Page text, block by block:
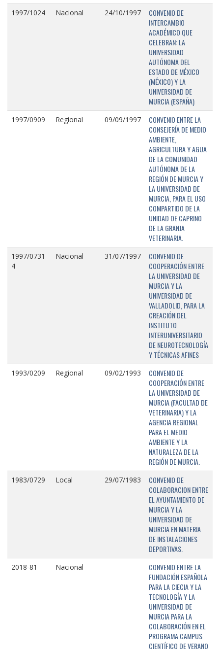
1997/1024 Nacional 24/10/1997
CONVENIO DE
INTERCAMBIO
ACADÉMICO QUE
CELEBRAN: LA
UNIVERSIDAD
AUTÓNOMA DEL
ESTADO DE MÉXICO
(MÉXICO) Y LA
UNIVERSIDAD DE
MURCIA (ESPAÑA)
1997/0909 Regional 09/09/1997
CONVENIO ENTRE LA
CONSEJERÍA DE MEDIO
AMBIENTE,
AGRICULTURA Y AGUA
DE LA COMUNIDAD
AUTÓNOMA DE LA
REGIÓN DE MURCIA Y
LA UNIVERSIDAD DE
MURCIA, PARA EL USO
COMPARTIDO DE LA
UNIDAD DE CAPRINO
DE LA GRANJA
VETERINARIA.
1997/0731-
4
Nacional 31/07/1997
CONVENIO DE
COOPERACIÓN ENTRE
LA UNIVERSIDAD DE
MURCIA Y LA
UNIVERSIDAD DE
VALLADOLID, PARA LA
CREACIÓN DEL
INSTITUTO
INTERUNIVERSITARIO
DE NEUROTECNOLOGÍA
Y TÉCNICAS AFINES
1993/0209 Regional 09/02/1993
CONVENIO DE
COOPERACIÓN ENTRE
LA UNIVERSIDAD DE
MURCIA (FACULTAD DE
VETERINARIA) Y LA
AGENCIA REGIONAL
PARA EL MEDIO
AMBIENTE Y LA
NATURALEZA DE LA
REGIÓN DE MURCIA.
1983/0729 Local 29/07/1983
CONVENIO DE
COLABORACION ENTRE
EL AYUNTAMIENTO DE
MURCIA Y LA
UNIVERSIDAD DE
MURCIA EN MATERIA
DE INSTALACIONES
DEPORTIVAS.
2018-81 Nacional
CONVENIO ENTRE LA
FUNDACIÓN ESPAÑOLA
PARA LA CIECIA Y LA
TECNOLOGÍA Y LA
UNIVERSIDAD DE
MURCIA PARA LA
COLABORACIÓN EN EL
PROGRAMA CAMPUS
CIENTÍFICO DE VERANO